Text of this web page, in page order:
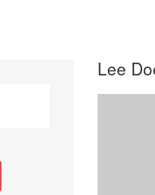
Lee